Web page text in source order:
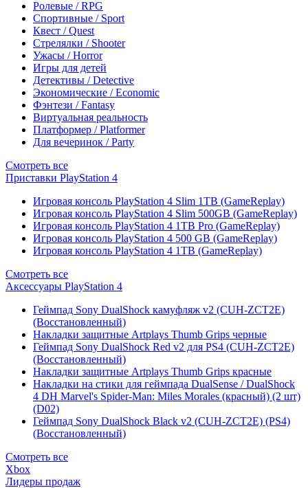
Ролевые / RPG
Спортивные / Sport
Квест / Quest
Стрелялки / Shooter
Ужасы / Horror
Игры для детей
Детективы / Detective
Экономические / Economic
Фэнтези / Fantasy
Виртуальная реальность
Платформер / Platformer
Для вечеринок / Party
Смотреть все
Приставки PlayStation 4
Игровая консоль PlayStation 4 Slim 1TB (GameReplay)
Игровая консоль PlayStation 4 Slim 500GB (GameReplay)
Игровая консоль PlayStation 4 1TB Pro (GameReplay)
Игровая консоль PlayStation 4 500 GB (GameReplay)
Игровая консоль PlayStation 4 1TB (GameReplay)
Смотреть все
Аксессуары PlayStation 4
Геймпад Sony DualShock камуфляж v2 (CUH-ZCT2E)
(Восстановленный)
Накладки защитные Artplays Thumb Grips черные
Геймпад Sony DualShock Red v2 для PS4 (CUH-ZCT2E)
(Восстановленный)
Накладки защитные Artplays Thumb Grips красные
Накладки на стики для геймпада DualSense / DualShock
4 DH Marvel's Spider-Man: Miles Morales (красный) (2 шт)
(D02)
Геймпад Sony DualShock Black v2 (CUH-ZCT2E) (PS4)
(Восстановленный)
Смотреть все
Xbox
Лидеры продаж